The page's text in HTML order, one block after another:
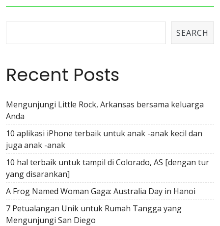
SEARCH
Recent Posts
Mengunjungi Little Rock, Arkansas bersama keluarga
Anda
10 aplikasi iPhone terbaik untuk anak -anak kecil dan
juga anak -anak
10 hal terbaik untuk tampil di Colorado, AS [dengan tur
yang disarankan]
A Frog Named Woman Gaga: Australia Day in Hanoi
7 Petualangan Unik untuk Rumah Tangga yang
Mengunjungi San Diego